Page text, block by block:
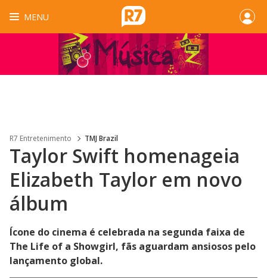
MENU
R7 Entretenimento TMJ Brazil
Taylor Swift homenageia
Elizabeth Taylor em novo
álbum
Ícone do cinema é celebrada na segunda faixa de
The Life of a Showgirl, fãs aguardam ansiosos pelo
lançamento global.